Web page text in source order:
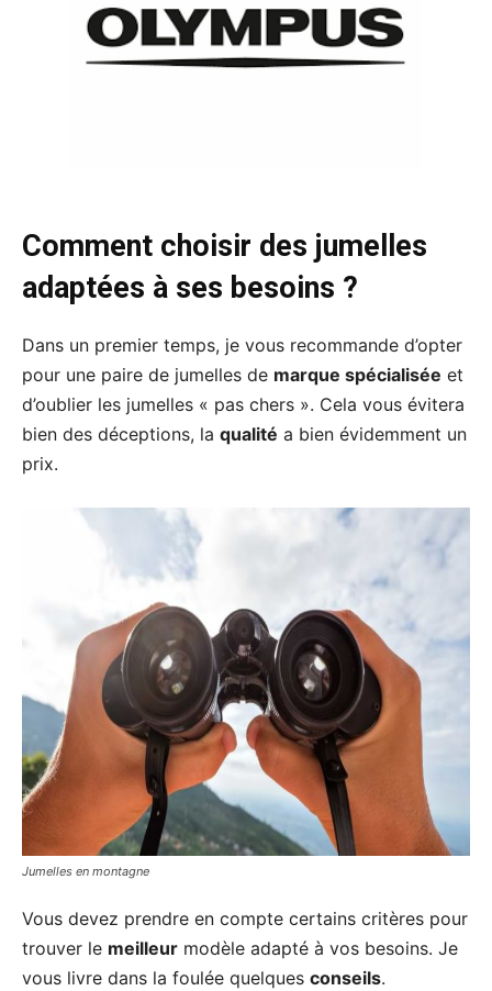
Comment choisir des jumelles
adaptées à ses besoins ?
Dans un premier temps, je vous recommande d’opter
pour une paire de jumelles de marque spécialisée et
d’oublier les jumelles « pas chers ». Cela vous évitera
bien des déceptions, la qualité a bien évidemment un
prix.
Jumelles en montagne
Vous devez prendre en compte certains critères pour
trouver le meilleur modèle adapté à vos besoins. Je
vous livre dans la foulée quelques conseils.